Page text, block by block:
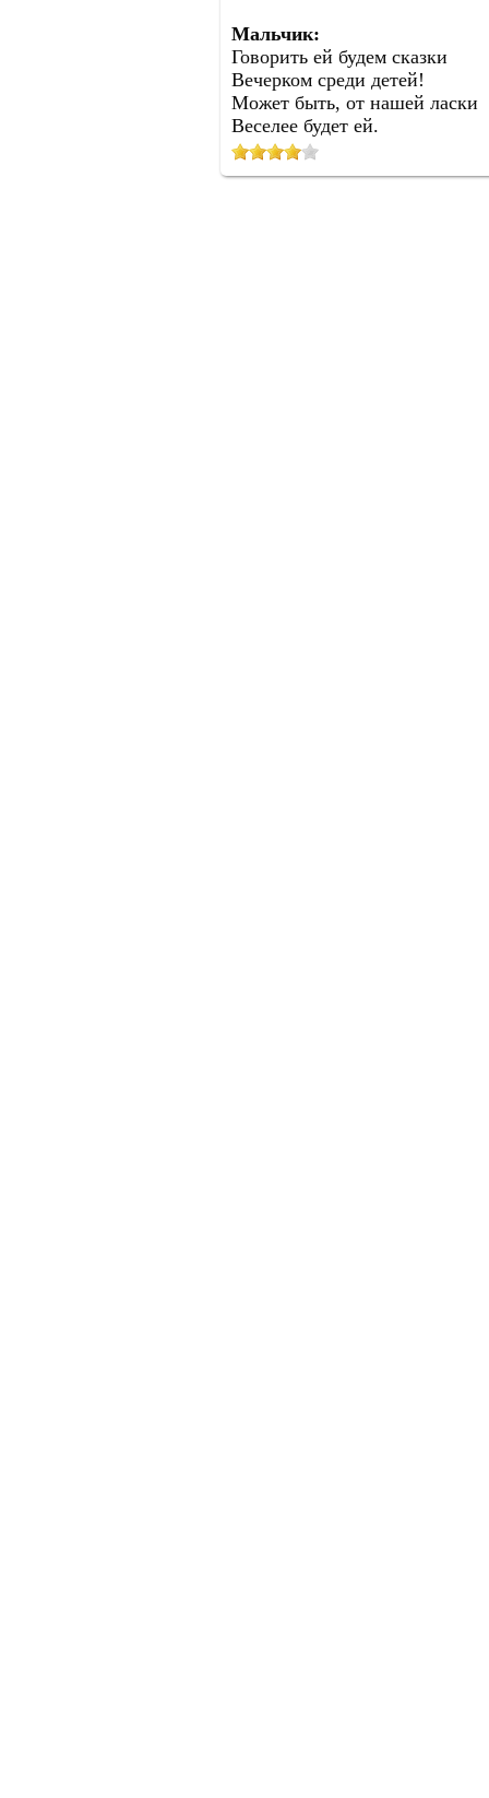
Мальчик:
Говорить ей будем сказки
Вечерком среди детей!
Может быть, от нашей ласки
Веселее будет ей.